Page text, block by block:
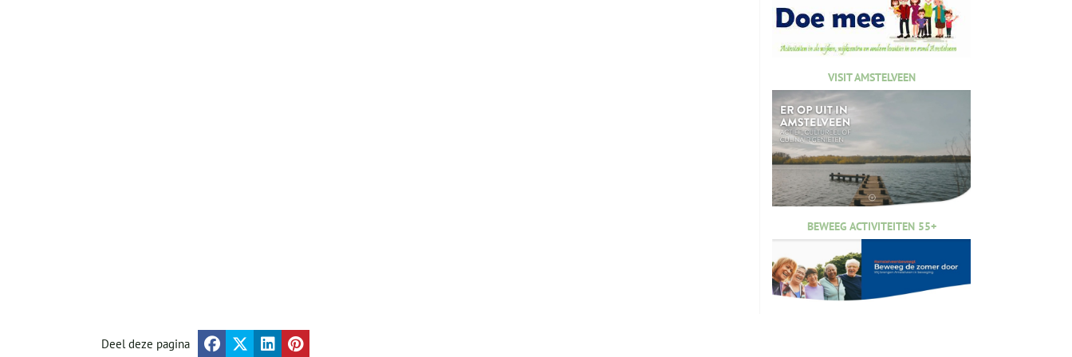
VISIT AMSTELVEEN
BEWEEG ACTIVITEITEN 55+
Deel deze pagina